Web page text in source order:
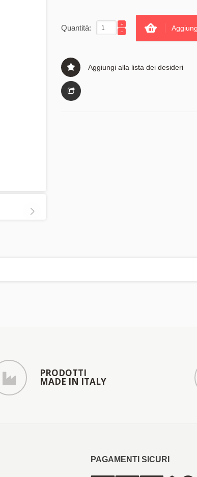
Quantità:
Aggiungi alla lista dei desideri
PRODOTTI
MADE IN ITALY
PAGAMENTI SICURI